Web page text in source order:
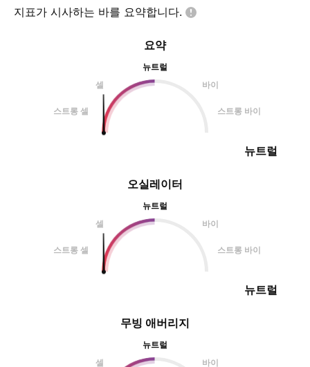
지표가 시사하는 바를 요약합니다.
오실레이터
뉴트럴
셀
바이
스트롱 셀 스트롱 바이
뉴트럴
요약
뉴트럴
셀
바이
스트롱 셀 스트롱 바이
뉴트럴
무빙 애버리지
뉴트럴
셀
바이